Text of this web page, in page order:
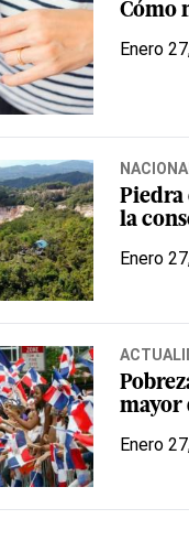
Cómo
Enero
Piedra
la
Enero
mayor
Enero